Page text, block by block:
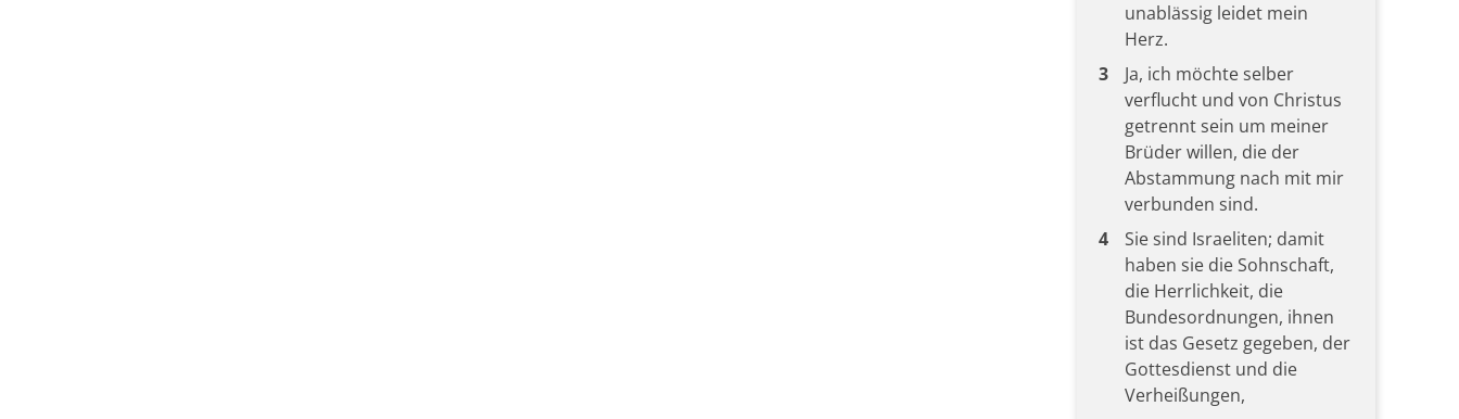
unablässig leidet mein
Herz.
3
Ja, ich möchte selber
verflucht und von Christus
getrennt sein um meiner
Brüder willen, die der
Abstammung nach mit mir
verbunden sind.
4
Sie sind Israeliten; damit
haben sie die Sohnschaft,
die Herrlichkeit, die
Bundesordnungen, ihnen
ist das Gesetz gegeben, der
Gottesdienst und die
Verheißungen,